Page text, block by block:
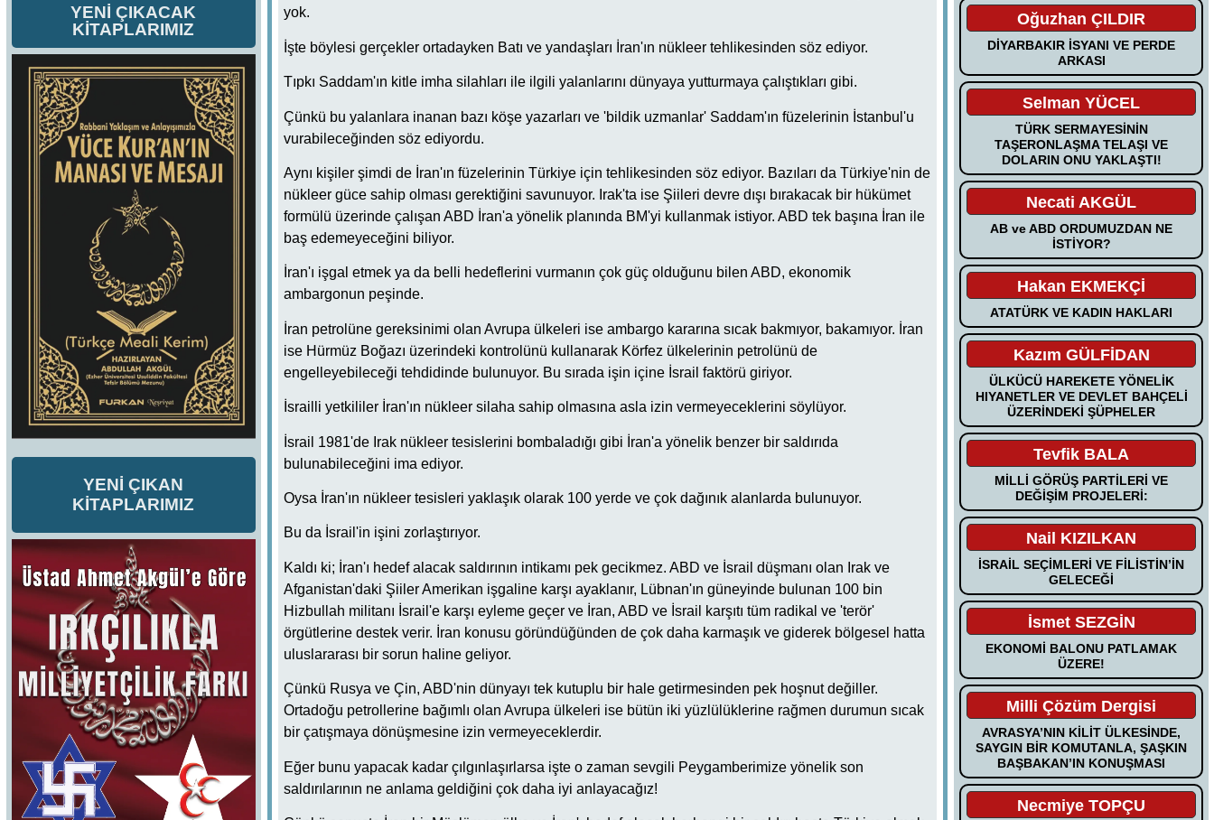
YENİ ÇIKACAK
KİTAPLARIMIZ
YENİ ÇIKAN
KİTAPLARIMIZ
yok.
İşte böylesi gerçekler ortadayken Batı ve yandaşları İran'ın nükleer tehlikesinden söz ediyor.
Tıpkı Saddam'ın kitle imha silahları ile ilgili yalanlarını dünyaya yutturmaya çalıştıkları gibi.
Çünkü bu yalanlara inanan bazı köşe yazarları ve 'bildik uzmanlar' Saddam'ın füzelerinin İstanbul'u
vurabileceğinden söz ediyordu.
Aynı kişiler şimdi de İran'ın füzelerinin Türkiye için tehlikesinden söz ediyor. Bazıları da Türkiye'nin de
nükleer güce sahip olması gerektiğini savunuyor. Irak'ta ise Şiileri devre dışı bırakacak bir hükümet
formülü üzerinde çalışan ABD İran'a yönelik planında BM'yi kullanmak istiyor. ABD tek başına İran ile
baş edemeyeceğini biliyor.
İran'ı işgal etmek ya da belli hedeflerini vurmanın çok güç olduğunu bilen ABD, ekonomik
ambargonun peşinde.
İran petrolüne gereksinimi olan Avrupa ülkeleri ise ambargo kararına sıcak bakmıyor, bakamıyor. İran
ise Hürmüz Boğazı üzerindeki kontrolünü kullanarak Körfez ülkelerinin petrolünü de
engelleyebileceği tehdidinde bulunuyor. Bu sırada işin içine İsrail faktörü giriyor.
İsrailli yetkililer İran'ın nükleer silaha sahip olmasına asla izin vermeyeceklerini söylüyor.
İsrail 1981'de Irak nükleer tesislerini bombaladığı gibi İran'a yönelik benzer bir saldırıda
bulunabileceğini ima ediyor.
Oysa İran'ın nükleer tesisleri yaklaşık olarak 100 yerde ve çok dağınık alanlarda bulunuyor.
Bu da İsrail'in işini zorlaştırıyor.
Kaldı ki; İran'ı hedef alacak saldırının intikamı pek gecikmez. ABD ve İsrail düşmanı olan Irak ve
Afganistan'daki Şiiler Amerikan işgaline karşı ayaklanır, Lübnan'ın güneyinde bulunan 100 bin
Hizbullah militanı İsrail'e karşı eyleme geçer ve İran, ABD ve İsrail karşıtı tüm radikal ve 'terör'
örgütlerine destek verir. İran konusu göründüğünden de çok daha karmaşık ve giderek bölgesel hatta
uluslararası bir sorun haline geliyor.
Çünkü Rusya ve Çin, ABD'nin dünyayı tek kutuplu bir hale getirmesinden pek hoşnut değiller.
Ortadoğu petrollerine bağımlı olan Avrupa ülkeleri ise bütün iki yüzlülüklerine rağmen durumun sıcak
bir çatışmaya dönüşmesine izin vermeyeceklerdir.
Eğer bunu yapacak kadar çılgınlaşırlarsa işte o zaman sevgili Peygamberimize yönelik son
saldırılarının ne anlama geldiğini çok daha iyi anlayacağız!
Oğuzhan ÇILDIR
DİYARBAKIR İSYANI VE PERDE
ARKASI
Selman YÜCEL
TÜRK SERMAYESİNİN
TAŞERONLAŞMA TELAŞI VE
DOLARIN ONU YAKLAŞTI!
Necati AKGÜL
AB ve ABD ORDUMUZDAN NE
İSTİYOR?
Hakan EKMEKÇİ
ATATÜRK VE KADIN HAKLARI
Kazım GÜLFİDAN
ÜLKÜCÜ HAREKETE YÖNELİK
HIYANETLER VE DEVLET BAHÇELİ
ÜZERİNDEKİ ŞÜPHELER
Tevfik BALA
MİLLİ GÖRÜŞ PARTİLERİ VE
DEĞİŞİM PROJELERİ:
Nail KIZILKAN
İSRAİL SEÇİMLERİ VE FİLİSTİN’İN
GELECEĞİ
İsmet SEZGİN
EKONOMİ BALONU PATLAMAK
ÜZERE!
Milli Çözüm Dergisi
AVRASYA’NIN KİLİT ÜLKESİNDE,
SAYGIN BİR KOMUTANLA, ŞAŞKIN
BAŞBAKAN’IN KONUŞMASI
Necmiye TOPÇU